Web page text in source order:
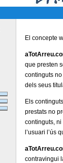
El concepte
que presten
continguts
dels seus
Els
prestats no
continguts,
l’usuari l’ús
contravingui